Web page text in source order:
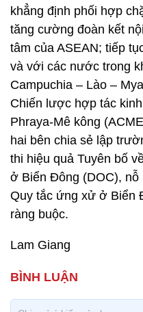
khẳng định phối hợp
tăng cường đoàn kết
tâm của ASEAN; tiếp
và với các nước trong
Campuchia – Lào –
Chiến lược hợp tác
Phraya-Mê kông
hai bên chia sẻ lập
thi hiệu quả Tuyên bố
ở Biển Đông (DOC),
Quy tắc ứng xử ở Biển
ràng buộc.
Lam Giang